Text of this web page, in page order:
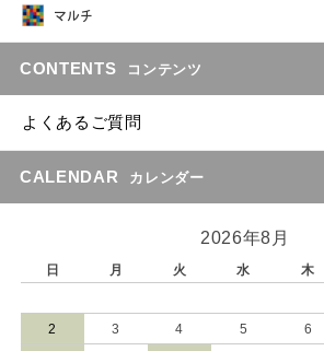
CONTENTS コンテンツ
よくあるご質問
CALENDAR カレンダー
2026年8月
日 月 火 水 木
2 3 4 5 6